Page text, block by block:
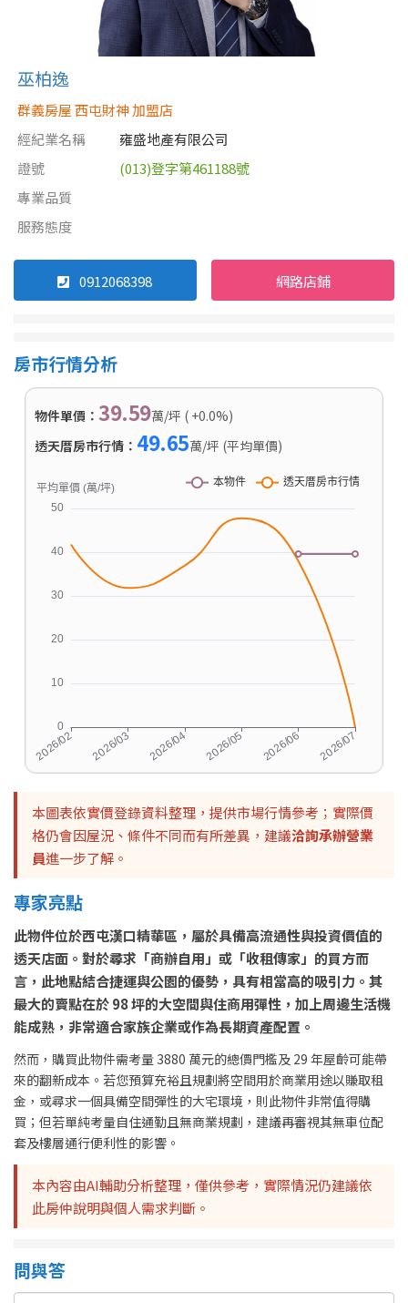
巫柏逸
群義房屋 西屯財神 加盟店
經紀業名稱
雍盛地產有限公司
證號
(013)登字第461188號
專業品質
服務態度
0912068398 網路店鋪
房市行情分析
物件單價： 39.59萬/坪 ( +0.0%)
透天厝房市行情： 49.65萬/坪 (平均單價)
本圖表依實價登錄資料整理，提供市場行情參考；實際價
格仍會因屋況、條件不同而有所差異，建議洽詢承辦營業
員進一步了解。
專家亮點
此物件位於西屯漢口精華區，屬於具備高流通性與投資價值的
透天店面。對於尋求「商辦自用」或「收租傳家」的買方而
言，此地點結合捷運與公園的優勢，具有相當高的吸引力。其
最大的賣點在於 98 坪的大空間與住商用彈性，加上周邊生活機
能成熟，非常適合家族企業或作為長期資產配置。
然而，購買此物件需考量 3880 萬元的總價門檻及 29 年屋齡可能帶
來的翻新成本。若您預算充裕且規劃將空間用於商業用途以賺取租
金，或尋求一個具備空間彈性的大宅環境，則此物件非常值得購
買；但若單純考量自住通勤且無商業規劃，建議再審視其無車位配
套及樓層通行便利性的影響。
本內容由AI輔助分析整理，僅供參考，實際情況仍建議依
此房仲說明與個人需求判斷。
問與答